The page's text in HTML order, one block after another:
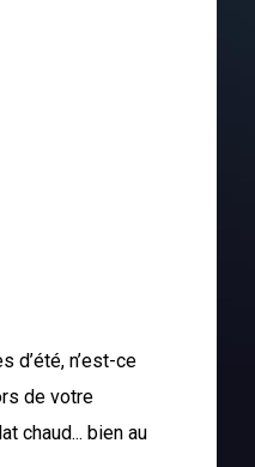
d’été, n’est-ce
de votre
chaud... bien au